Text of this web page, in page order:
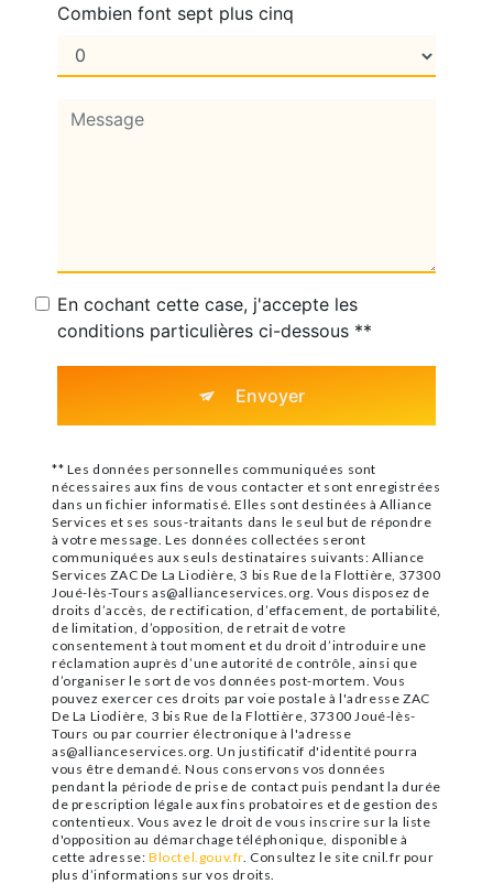
Combien font sept plus cinq
En cochant cette case, j'accepte les
conditions particulières ci-dessous **
Envoyer
** Les données personnelles communiquées sont
nécessaires aux fins de vous contacter et sont enregistrées
dans un fichier informatisé. Elles sont destinées à Alliance
Services et ses sous-traitants dans le seul but de répondre
à votre message. Les données collectées seront
communiquées aux seuls destinataires suivants: Alliance
Services ZAC De La Liodière, 3 bis Rue de la Flottière, 37300
Joué-lès-Tours as@allianceservices.org. Vous disposez de
droits d’accès, de rectification, d’effacement, de portabilité,
de limitation, d’opposition, de retrait de votre
consentement à tout moment et du droit d’introduire une
réclamation auprès d’une autorité de contrôle, ainsi que
d’organiser le sort de vos données post-mortem. Vous
pouvez exercer ces droits par voie postale à l'adresse ZAC
De La Liodière, 3 bis Rue de la Flottière, 37300 Joué-lès-
Tours ou par courrier électronique à l'adresse
as@allianceservices.org. Un justificatif d'identité pourra
vous être demandé. Nous conservons vos données
pendant la période de prise de contact puis pendant la durée
de prescription légale aux fins probatoires et de gestion des
contentieux. Vous avez le droit de vous inscrire sur la liste
d'opposition au démarchage téléphonique, disponible à
cette adresse: Bloctel.gouv.fr . Consultez le site cnil.fr pour
plus d’informations sur vos droits.